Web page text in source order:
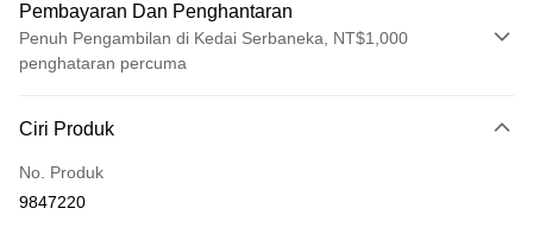
Pembayaran Dan Penghantaran
Penuh Pengambilan di Kedai Serbaneka, NT$1,000
penghataran percuma
Kad Kredit (Bayaran Penuh)
Ansuran Kad Kredit
Ciri Produk
No. Produk
9847220